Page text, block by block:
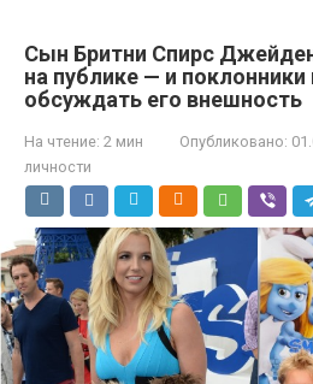
Сын Бритни Спирс
на публике — и поклонники
обсуждать его внешность
На чтение: 2 мин Опубликовано:
личности